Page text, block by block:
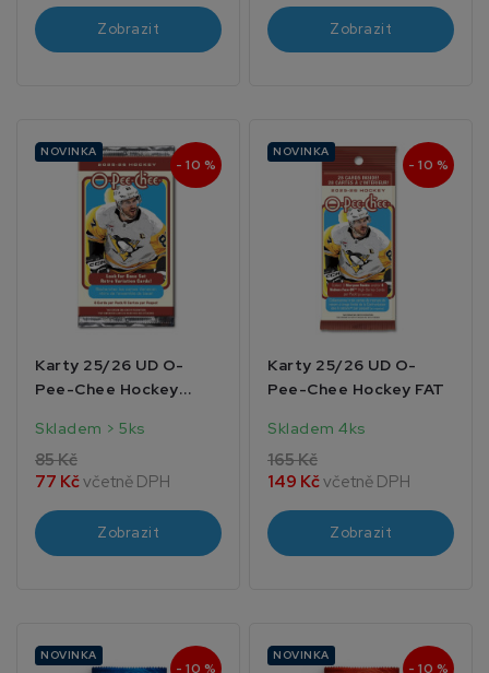
Zobrazit Zobrazit
NOVINKA
- 10 %
Karty 25/26 UD O-
Pee-Chee Hockey
Skladem > 5ks
85 Kč
77 Kčvčetně DPH
Zobrazit
NOVINKA
- 10 %
Karty 25/26 UD O-
Pee-Chee Hockey FAT
Skladem 4ks
165 Kč
149 Kčvčetně DPH
Zobrazit
NOVINKA
- 10 %
NOVINKA
- 10 %